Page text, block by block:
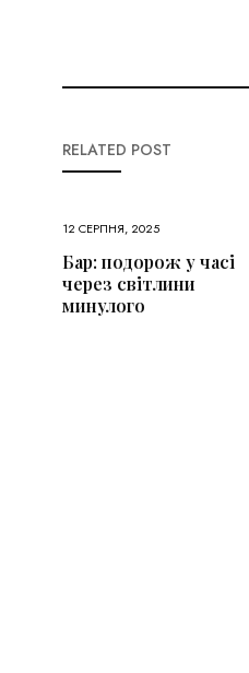
RELATED POST
12 СЕРПНЯ, 2025
Бар: подорож у часі
через світлини
минулого